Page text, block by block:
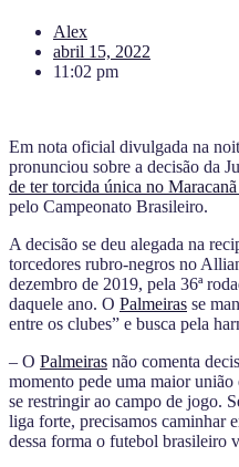
Alex
abril 15, 2022
11:02 pm
Em nota oficial divulgada na
pronunciou sobre a decisão da
de ter torcida única no
pelo Campeonato Brasileiro.
A decisão se deu alegada na
torcedores rubro-negros no
dezembro de 2019, pela 36ª
daquele ano. O Palmeiras se
entre os clubes” e busca pela
– O Palmeiras não comenta
momento pede uma maior união
se restringir ao campo de jogo.
liga forte, precisamos caminhar
dessa forma o futebol brasileiro